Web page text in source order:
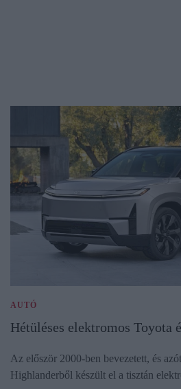
AUTÓ
Hétüléses elektromos Toyota
Az először 2000-ben bevezetett, és
Highlanderből készült el a tisztán